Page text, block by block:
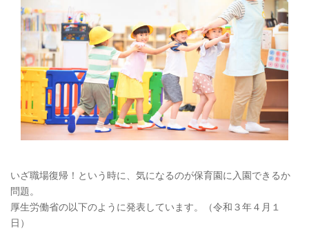
いざ職場復帰！という時に、気になるのが保育園に入園できるか
問題。
厚生労働省の以下のように発表しています。（令和３年４月１
日）